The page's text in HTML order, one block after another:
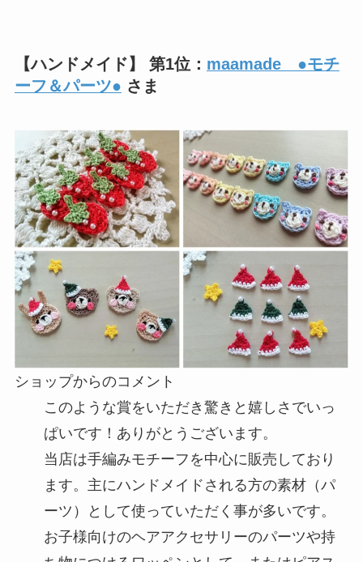
【ハンドメイド】 第1位： maamade ●モチ
ーフ＆パーツ● さま
ショップからのコメント
このような賞をいただき驚きと嬉しさでいっ
ぱいです！ありがとうございます。
当店は手編みモチーフを中心に販売しており
ます。主にハンドメイドされる方の素材（パ
ーツ）として使っていただく事が多いです。
お子様向けのヘアアクセサリーのパーツや持